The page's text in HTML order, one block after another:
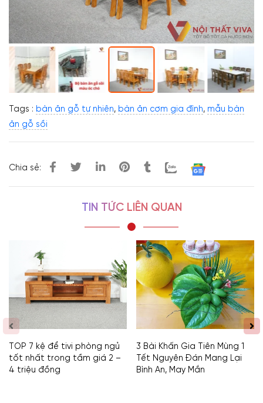
Tags : bàn ăn gỗ tự nhiên, bàn ăn cơm gia đình, mẫu bàn
ăn gỗ sồi
Chia sẻ:
TIN TỨC LIÊN QUAN
TOP 7 kệ để tivi phòng ngủ
tốt nhất trong tầm giá 2 –
4 triệu đồng
3 Bài Khấn Gia Tiên Mùng 1
Tết Nguyên Đán Mang Lại
Bình An, May Mắn